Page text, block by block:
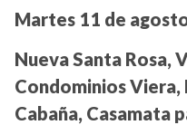
Martes 11 de
Nueva Santa Rosa,
Condominios Viera,
Cabaña, Casamata